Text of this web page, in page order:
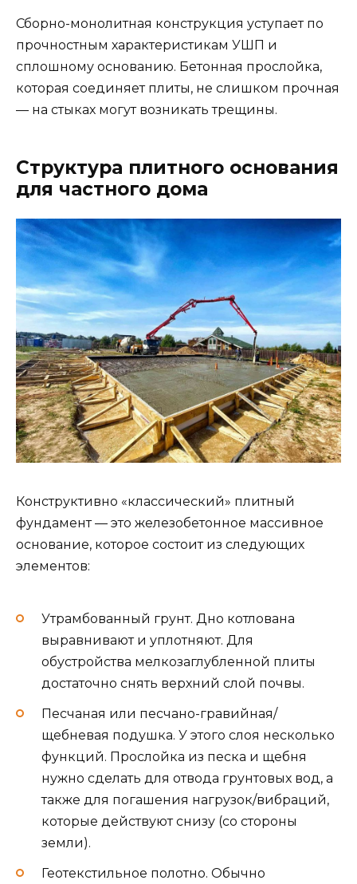
Сборно-монолитная конструкция уступает по
прочностным характеристикам УШП и
сплошному основанию. Бетонная прослойка,
которая соединяет плиты, не слишком прочная
— на стыках могут возникать трещины.
Структура плитного основания
для частного дома
Конструктивно «классический» плитный
фундамент — это железобетонное массивное
основание, которое состоит из следующих
элементов:
Утрамбованный грунт. Дно котлована
выравнивают и уплотняют. Для
обустройства мелкозаглубленной плиты
достаточно снять верхний слой почвы.
Песчаная или песчано-гравийная/
щебневая подушка. У этого слоя несколько
функций. Прослойка из песка и щебня
нужно сделать для отвода грунтовых вод, а
также для погашения нагрузок/вибраций,
которые действуют снизу (со стороны
земли).
Геотекстильное полотно. Обычно